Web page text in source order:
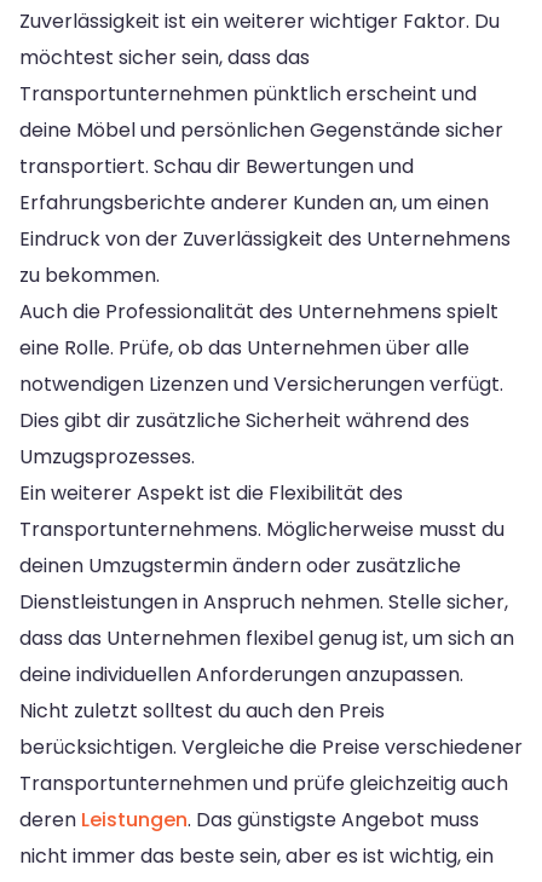
Zuverlässigkeit ist ein weiterer wichtiger Faktor. Du
möchtest sicher sein, dass das
Transportunternehmen pünktlich erscheint und
deine Möbel und persönlichen Gegenstände sicher
transportiert. Schau dir Bewertungen und
Erfahrungsberichte anderer Kunden an, um einen
Eindruck von der Zuverlässigkeit des Unternehmens
zu bekommen.
Auch die Professionalität des Unternehmens spielt
eine Rolle. Prüfe, ob das Unternehmen über alle
notwendigen Lizenzen und Versicherungen verfügt.
Dies gibt dir zusätzliche Sicherheit während des
Umzugsprozesses.
Ein weiterer Aspekt ist die Flexibilität des
Transportunternehmens. Möglicherweise musst du
deinen Umzugstermin ändern oder zusätzliche
Dienstleistungen in Anspruch nehmen. Stelle sicher,
dass das Unternehmen flexibel genug ist, um sich an
deine individuellen Anforderungen anzupassen.
Nicht zuletzt solltest du auch den Preis
berücksichtigen. Vergleiche die Preise verschiedener
Transportunternehmen und prüfe gleichzeitig auch
deren Leistungen. Das günstigste Angebot muss
nicht immer das beste sein, aber es ist wichtig, ein